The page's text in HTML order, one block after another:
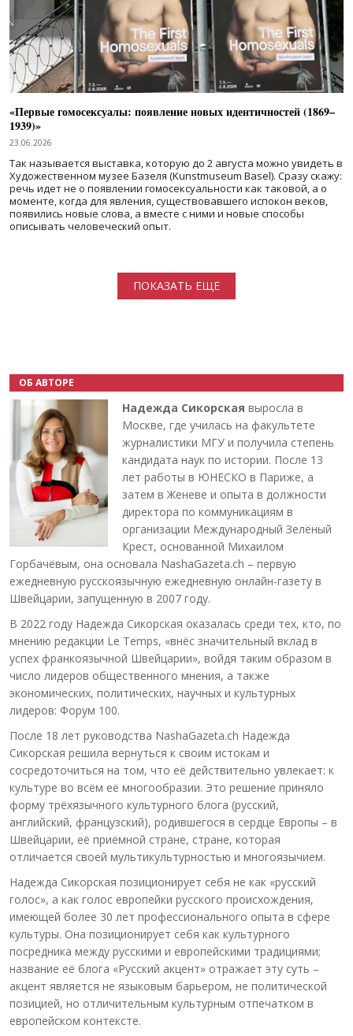
«Первые гомосексуалы: появление новых идентичностей (1869–
1939)»
23.06.2026
Так называется выставка, которую до 2 августа можно увидеть в
Художественном музее Базеля (Kunstmuseum Basel). Сразу скажу:
речь идет не о появлении гомосексуальности как таковой, а о
моменте, когда для явления, существовавшего испокон веков,
появились новые слова, а вместе с ними и новые способы
описывать человеческий опыт.
ПОКАЗАТЬ ЕЩЕ
ОБ АВТОРЕ
Надежда Сикорская выросла в
Москве, где училась на факультете
журналистики МГУ и получила степень
кандидата наук по истории. После 13
лет работы в ЮНЕСКО в Париже, а
затем в Женеве и опыта в должности
директора по коммуникациям в
организации Международный Зелёный
Крест, основанной Михаилом
Горбачёвым, она основала NashaGazeta.ch – первую
ежедневную русскоязычную ежедневную онлайн-газету в
Швейцарии, запущенную в 2007 году.
В 2022 году Надежда Сикорская оказалась среди тех, кто, по
мнению редакции Le Temps, «внёс значительный вклад в
успех франкоязычной Швейцарии», войдя таким образом в
число лидеров общественного мнения, а также
экономических, политических, научных и культурных
лидеров: Форум 100.
После 18 лет руководства NashaGazeta.ch Надежда
Сикорская решила вернуться к своим истокам и
сосредоточиться на том, что её действительно увлекает: к
культуре во всём её многообразии. Это решение приняло
форму трёхязычного культурного блога (русский,
английский, французский), родившегося в сердце Европы – в
Швейцарии, её приёмной стране, стране, которая
отличается своей мультикультурностью и многоязычием.
Надежда Сикорская позиционирует себя не как «русский
голос», а как голос европейки русского происхождения,
имеющей более 30 лет профессионального опыта в сфере
культуры. Она позиционирует себя как культурного
посредника между русскими и европейскими традициями;
название её блога «Русский акцент» отражает эту суть –
акцент является не языковым барьером, не политической
позицией, но отличительным культурным отпечатком в
европейском контексте.